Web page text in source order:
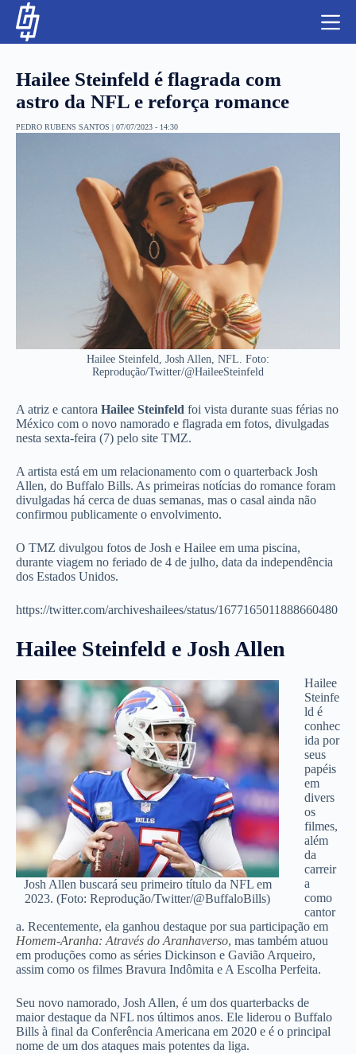
NBA
LUTAS E MMA
NFL
MLS
APOSTAS LEGAL
Hailee Steinfeld é flagrada com
astro da NFL e reforça romance
PEDRO RUBENS SANTOS | 07/07/2023 - 14:30
Hailee Steinfeld, Josh Allen, NFL. Foto:
Reprodução/Twitter/@HaileeSteinfeld
A atriz e cantora Hailee Steinfeld foi vista durante suas férias no
México com o novo namorado e flagrada em fotos, divulgadas
nesta sexta-feira (7) pelo site TMZ.
A artista está em um relacionamento com o quarterback Josh
Allen, do Buffalo Bills. As primeiras notícias do romance foram
divulgadas há cerca de duas semanas, mas o casal ainda não
confirmou publicamente o envolvimento.
O TMZ divulgou fotos de Josh e Hailee em uma piscina,
durante viagem no feriado de 4 de julho, data da independência
dos Estados Unidos.
https://twitter.com/archiveshailees/status/1677165011888660480
Hailee Steinfeld e Josh Allen
Josh Allen buscará seu primeiro título da NFL em
2023. (Foto: Reprodução/Twitter/@BuffaloBills)
Hailee
Steinfe
ld é
conhec
ida por
seus
papéis
em
divers
os
filmes,
além
da
carreir
a
como
cantor
a. Recentemente, ela ganhou destaque por sua participação em
Homem-Aranha: Através do Aranhaverso, mas também atuou
em produções como as séries Dickinson e Gavião Arqueiro,
assim como os filmes Bravura Indômita e A Escolha Perfeita.
Seu novo namorado, Josh Allen, é um dos quarterbacks de
maior destaque da NFL nos últimos anos. Ele liderou o Buffalo
Bills à final da Conferência Americana em 2020 e é o principal
nome de um dos ataques mais potentes da liga.